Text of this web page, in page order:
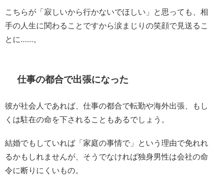
こちらが「寂しいから行かないでほしい」と思っても、相
手の人生に関わることですから涙まじりの笑顔で見送るこ
とに……。
仕事の都合で出張になった
彼が社会人であれば、仕事の都合で転勤や海外出張、もし
くは駐在の命を下されることもあるでしょう。
結婚でもしていれば「家庭の事情で」という理由で免れれ
るかもしれませんが、そうでなければ独身男性は会社の命
令に断りにくいもの。